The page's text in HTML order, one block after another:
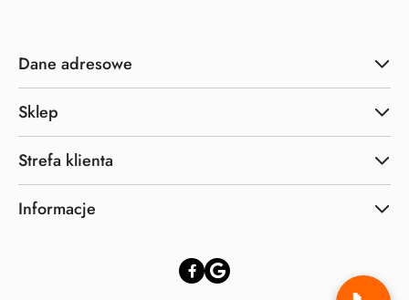
Dane adresowe
Sklep
Strefa klienta
Informacje